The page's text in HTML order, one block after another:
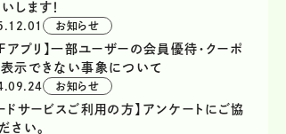
します！
お知らせ
アプリ】一部ユーザーの会員優待・クーポ
示できない事象について
お知らせ
ドサービスご利用の方】アンケートにご協
さい。